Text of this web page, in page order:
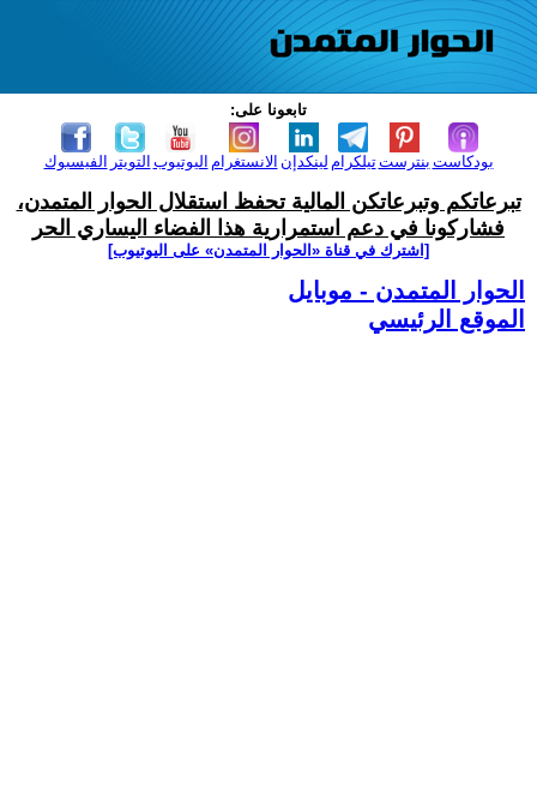
تابعونا على:
الفيسبوك التويتر اليوتيوب الانستغرام لينكدإن تيلكرامبنترست بودكاست
تبرعاتكم وتبرعاتكن المالية تحفظ استقلال الحوار المتمدن،
فشاركونا في دعم استمرارية هذا الفضاء اليساري الحر
[اشترك في قناة ‫«الحوار المتمدن» على اليوتيوب]
الحوار المتمدن - موبايل
الموقع الرئيسي